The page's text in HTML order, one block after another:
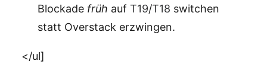
Blockade früh auf T19/T18 switchen
statt Overstack erzwingen.
</ul]